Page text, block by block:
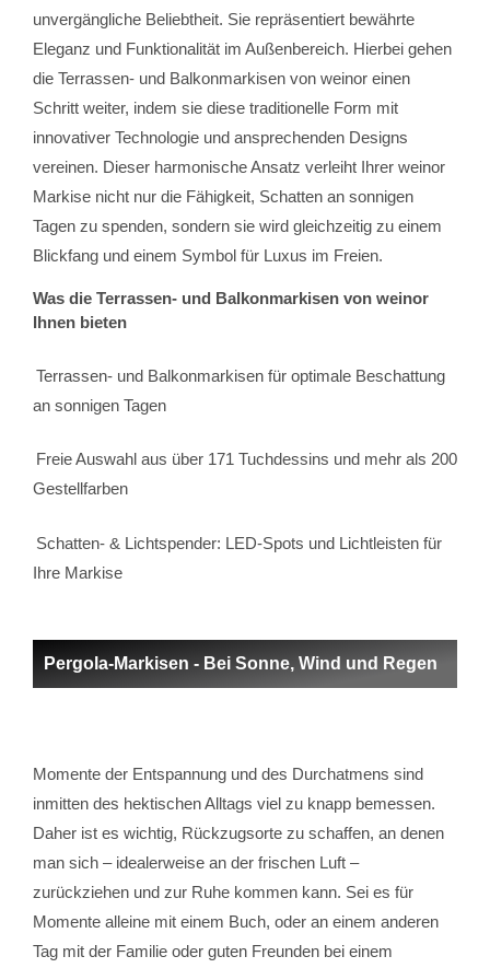
unvergängliche Beliebtheit. Sie repräsentiert bewährte
Eleganz und Funktionalität im Außenbereich. Hierbei gehen
die Terrassen- und Balkonmarkisen von weinor einen
Schritt weiter, indem sie diese traditionelle Form mit
innovativer Technologie und ansprechenden Designs
vereinen. Dieser harmonische Ansatz verleiht Ihrer weinor
Markise nicht nur die Fähigkeit, Schatten an sonnigen
Tagen zu spenden, sondern sie wird gleichzeitig zu einem
Blickfang und einem Symbol für Luxus im Freien.
Was die Terrassen- und Balkonmarkisen von weinor
Ihnen bieten
Terrassen- und Balkonmarkisen für optimale Beschattung
an sonnigen Tagen
Freie Auswahl aus über 171 Tuchdessins und mehr als 200
Gestellfarben
Schatten- & Lichtspender: LED-Spots und Lichtleisten für
Ihre Markise
Pergola-Markisen - Bei Sonne, Wind und Regen
Momente der Entspannung und des Durchatmens sind
inmitten des hektischen Alltags viel zu knapp bemessen.
Daher ist es wichtig, Rückzugsorte zu schaffen, an denen
man sich – idealerweise an der frischen Luft –
zurückziehen und zur Ruhe kommen kann. Sei es für
Momente alleine mit einem Buch, oder an einem anderen
Tag mit der Familie oder guten Freunden bei einem